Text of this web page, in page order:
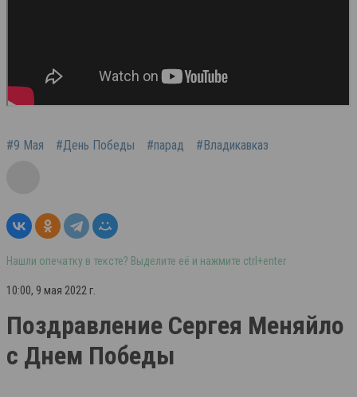
#9 Мая #День Победы #парад #Владикавказ
Нашли опечатку в тексте? Выделите её и нажмите ctrl+enter
10:00, 9 мая 2022 г.
Поздравление Сергея Меняйло
с Днем Победы